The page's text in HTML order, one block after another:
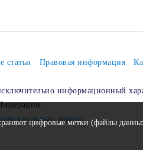
статьи Правовая информация
информационный
данных
цифровые метки (файлы